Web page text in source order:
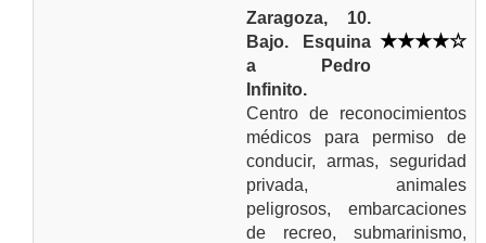
Zaragoza, 10.
Bajo. Esquina
a Pedro
Infinito.
Centro de reconocimientos
médicos para permiso de
conducir, armas, seguridad
privada, animales
peligrosos, embarcaciones
de recreo, submarinismo,